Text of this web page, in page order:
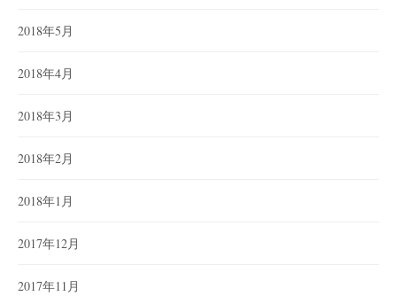
2018年5月
2018年4月
2018年3月
2018年2月
2018年1月
2017年12月
2017年11月